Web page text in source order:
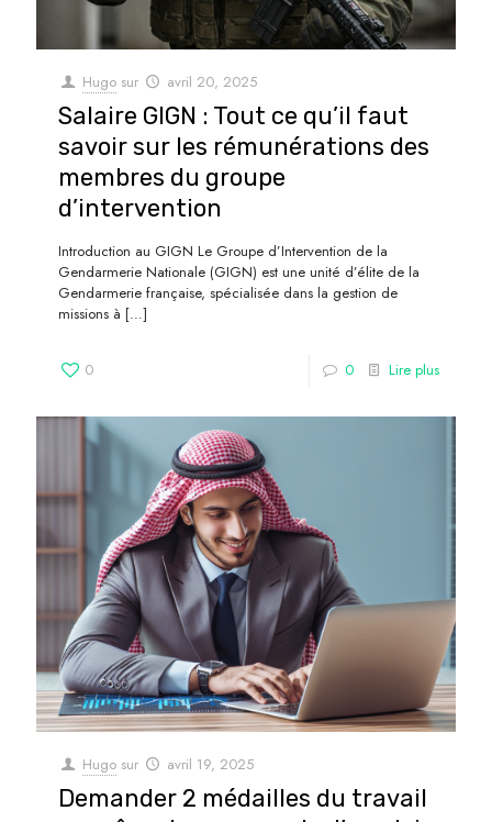
Hugo sur avril 20, 2025
Salaire GIGN : Tout ce qu’il faut
savoir sur les rémunérations des
membres du groupe
d’intervention
Introduction au GIGN Le Groupe d’Intervention de la
Gendarmerie Nationale (GIGN) est une unité d’élite de la
Gendarmerie française, spécialisée dans la gestion de
missions à […]
0 0 Lire plus
Hugo sur avril 19, 2025
Demander 2 médailles du travail